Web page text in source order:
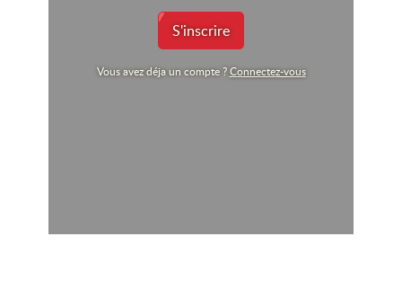
S'inscrire
Vous avez déja un compte ?Connectez-vous